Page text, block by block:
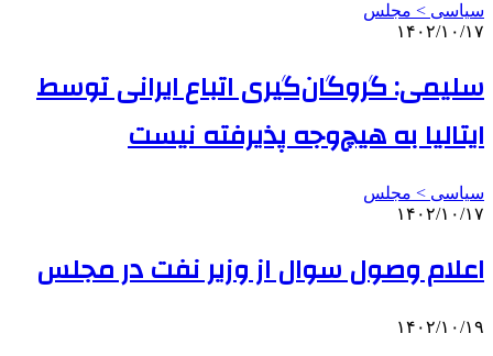
سیاسی > مجلس
۱۴۰۲/۱۰/۱۷
سلیمی: گروگان‌گیری اتباع ایرانی توسط
ایتالیا به هیچ‌وجه پذیرفته نیست
سیاسی > مجلس
۱۴۰۲/۱۰/۱۷
اعلام وصول سوال از وزیر نفت در مجلس
۱۴۰۲/۱۰/۱۹